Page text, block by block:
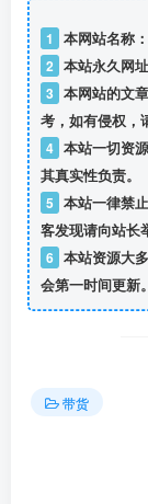
1 本网站名称：
2 本站永久网址
3 本网站的文
考，如有侵权，
4 本站一切资
其真实性负责。
5 本站一律禁
客发现请向站长
6 本站资源大
会第一时间更新。
带货